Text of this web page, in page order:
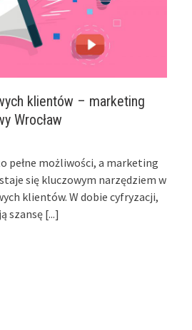
klientów – marketing
Wrocław
pełne możliwości, a marketing
się kluczowym narzędziem w
klientów. W dobie cyfryzacji,
szansę [...]